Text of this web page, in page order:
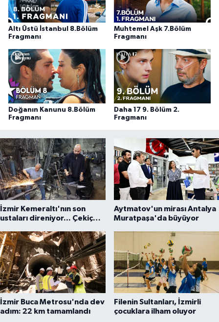
Altı Üstü İstanbul 8.Bölüm
Fragmanı
Muhtemel Aşk 7.Bölüm
Fragmanı
Doğanın Kanunu 8.Bölüm
Fragmanı
Daha 17 9. Bölüm 2.
Fragmanı
İzmir Kemeraltı'nın son
ustaları direniyor... Çekiç
Aytmatov'un mirası Antalya
Muratpaşa'da büyüyor
İzmir Buca Metrosu'nda dev
adım: 22 km tamamlandı
Filenin Sultanları, İzmirli
çocuklara ilham oluyor